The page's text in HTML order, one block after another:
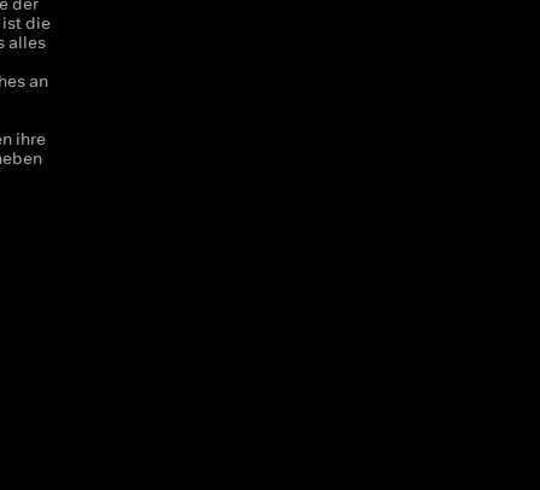
die
alles
an
ihre